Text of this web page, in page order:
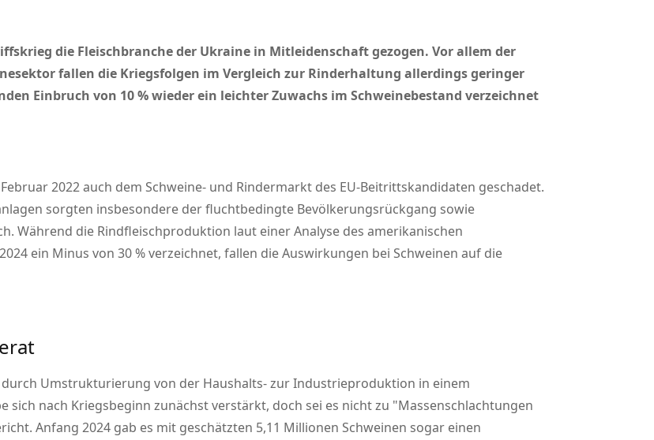
die Fleischbranche der Ukraine in Mitleidenschaft gezogen. Vor allem der
fallen die Kriegsfolgen im Vergleich zur Rinderhaltung allerdings geringer
Einbruch von 10 % wieder ein leichter Zuwachs im Schweinebestand verzeichnet
2022 auch dem Schweine- und Rindermarkt des EU-Beitrittskandidaten geschadet.
sorgten insbesondere der fluchtbedingte Bevölkerungsrückgang sowie
Während die Rindfleischproduktion laut einer Analyse des amerikanischen
ein Minus von 30 % verzeichnet, fallen die Auswirkungen bei Schweinen auf die
Umstrukturierung von der Haushalts- zur Industrieproduktion in einem
nach Kriegsbeginn zunächst verstärkt, doch sei es nicht zu Massenschlachtungen
Anfang 2024 gab es mit geschätzten 5,11 Millionen Schweinen sogar einen